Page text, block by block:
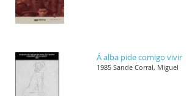
Á alba pide comigo vivir
1985 Sande Corral, Miguel